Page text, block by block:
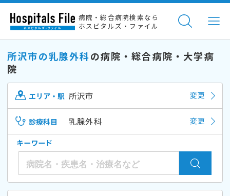
病院・総合病院検索なら
ホスピタルズ・ファイル
所沢市の乳腺外科の病院・総合病院・大学病
院
エリア・駅 所沢市 変更
診療科目 乳腺外科 変更
キーワード